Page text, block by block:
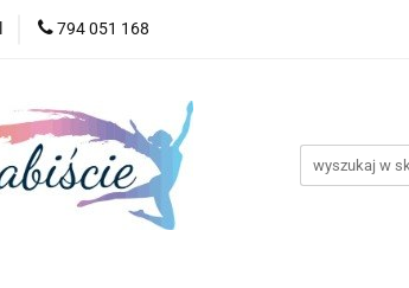
794 051 168
Nowości